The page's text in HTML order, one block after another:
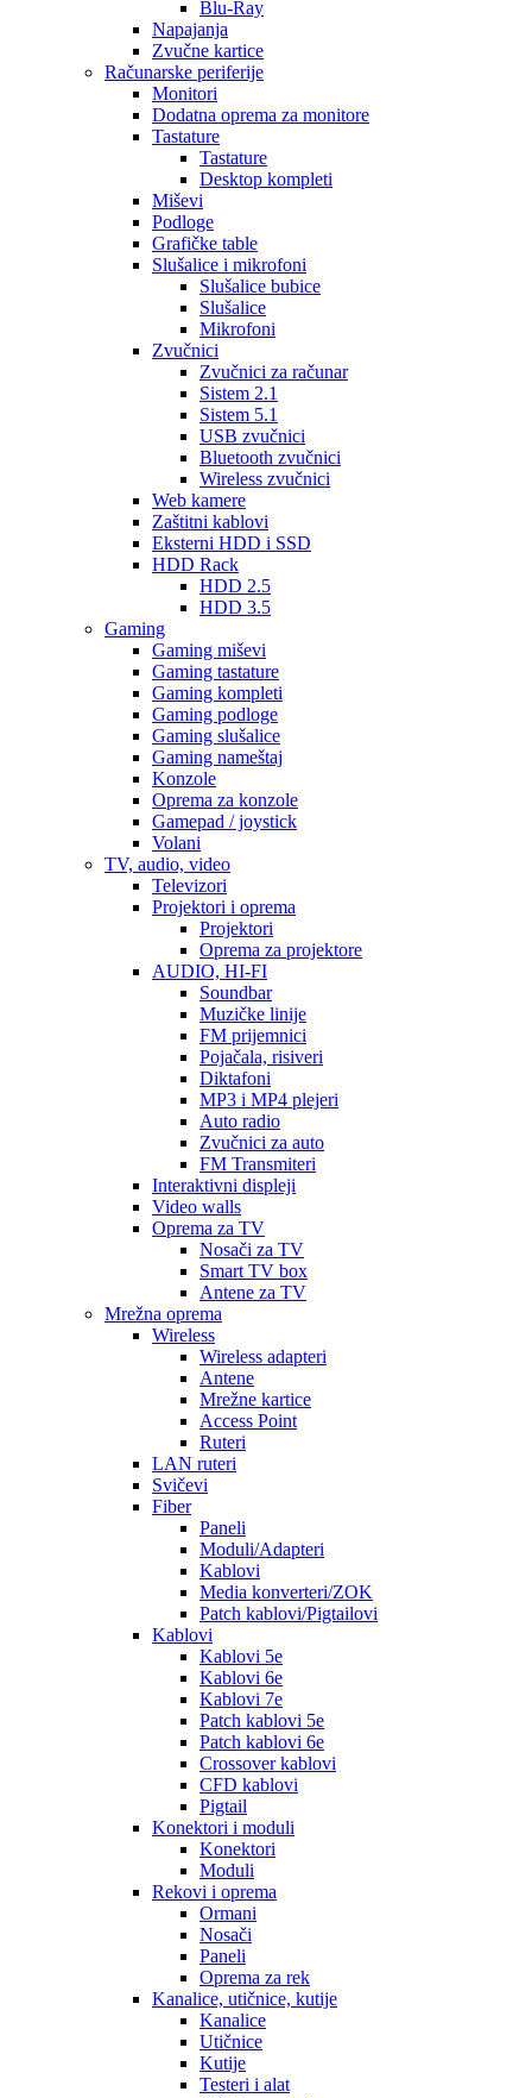
Blu-Ray
Napajanja
Zvučne kartice
Računarske periferije
Monitori
Dodatna oprema za monitore
Tastature
Tastature
Desktop kompleti
Miševi
Podloge
Grafičke table
Slušalice i mikrofoni
Slušalice bubice
Slušalice
Mikrofoni
Zvučnici
Zvučnici za računar
Sistem 2.1
Sistem 5.1
USB zvučnici
Bluetooth zvučnici
Wireless zvučnici
Web kamere
Zaštitni kablovi
Eksterni HDD i SSD
HDD Rack
HDD 2.5
HDD 3.5
Gaming
Gaming miševi
Gaming tastature
Gaming kompleti
Gaming podloge
Gaming slušalice
Gaming nameštaj
Konzole
Oprema za konzole
Gamepad / joystick
Volani
TV, audio, video
Televizori
Projektori i oprema
Projektori
Oprema za projektore
AUDIO, HI-FI
Soundbar
Muzičke linije
FM prijemnici
Pojačala, risiveri
Diktafoni
MP3 i MP4 plejeri
Auto radio
Zvučnici za auto
FM Transmiteri
Interaktivni displeji
Video walls
Oprema za TV
Nosači za TV
Smart TV box
Antene za TV
Mrežna oprema
Wireless
Wireless adapteri
Antene
Mrežne kartice
Access Point
Ruteri
LAN ruteri
Svičevi
Fiber
Paneli
Moduli/Adapteri
Kablovi
Media konverteri/ZOK
Patch kablovi/Pigtailovi
Kablovi
Kablovi 5e
Kablovi 6e
Kablovi 7e
Patch kablovi 5e
Patch kablovi 6e
Crossover kablovi
CFD kablovi
Pigtail
Konektori i moduli
Konektori
Moduli
Rekovi i oprema
Ormani
Nosači
Paneli
Oprema za rek
Kanalice, utičnice, kutije
Kanalice
Utičnice
Kutije
Testeri i alat